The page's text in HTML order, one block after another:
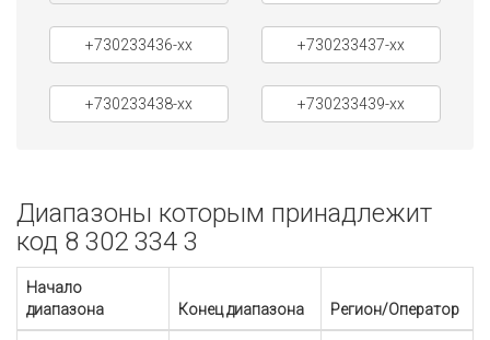
+730233436-xx +730233437-xx
+730233438-xx +730233439-xx
Диапазоны которым принадлежит
код 8 302 334 3
Начало
диапазона
Конец диапазона Регион/Оператор